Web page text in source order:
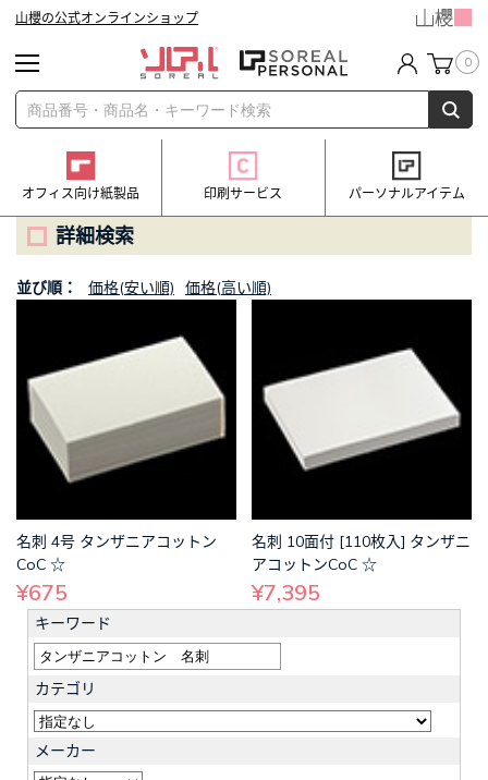
山櫻の公式オンラインショップ
0
オフィス向け紙製品 印刷サービス パーソナルアイテム
詳細検索
並び順： 価格(安い順) 価格(高い順)
名刺 4号 タンザニアコットン
CoC ☆
¥675
名刺 10面付 [110枚入] タンザニ
アコットンCoC ☆
¥7,395
キーワード
カテゴリ
メーカー